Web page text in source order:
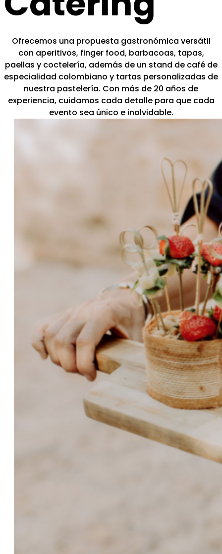
Ofrecemos una propuesta gastronómica versátil
con aperitivos, finger food, barbacoas, tapas,
paellas y coctelería, además de un stand de café de
especialidad colombiano y tartas personalizadas de
nuestra pastelería. Con más de 20 años de
experiencia, cuidamos cada detalle para que cada
evento sea único e inolvidable.